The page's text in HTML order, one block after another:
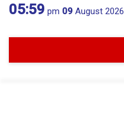
05:59 pm 09 August 2026